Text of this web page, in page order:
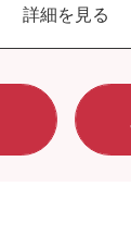
詳細を見る